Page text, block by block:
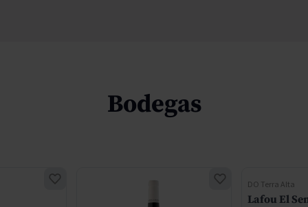
Bodegas
DO Terra Alta
Lafou El